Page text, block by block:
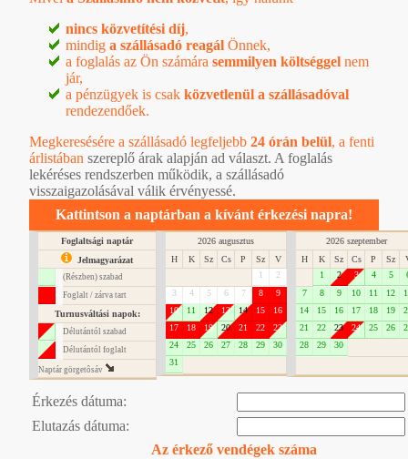
nincs közvetítési díj,
mindig a szállásadó reagál Önnek,
a foglalás az Ön számára semmilyen költséggel nem
jár,
a pénzügyek is csak közvetlenül a szállásadóval
rendezendőek.
Megkeresésére a szállásadó legfeljebb 24 órán belül, a fenti
árlistában szereplő árak alapján ad választ. A foglalás
lekéréses rendszerben működik, a szállásadó
visszaigazolásával válik érvényessé.
Kattintson a naptárban a kívánt érkezési napra!
Foglaltsági naptár
Jelmagyarázat
(Részben) szabad
Foglalt / zárva tart
Turnusváltási napok:
Délutántól szabad
Délutántól foglalt
Naptár görgetôsáv
2026 augusztus
H
K Sz Cs P Sz
V
1
2
3
4 5 6 7 8
9
10
11 12 13 14 15
16
17
18 19 20 21 22
23
24
25 26 27 28 29
30
31
2026 szeptember
H
K Sz Cs P Sz
1
2 3 4 5
7
8 9 10 11 12
14
15 16 17 18 19
21
22 23 24 25 26
28
29 30
Érkezés dátuma:
Elutazás dátuma:
Az érkező vendégek száma